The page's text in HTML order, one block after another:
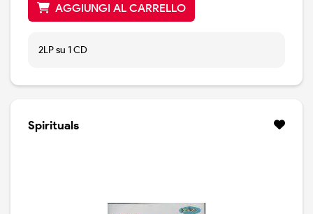
AGGIUNGI AL CARRELLO
2LP su 1 CD
Spirituals